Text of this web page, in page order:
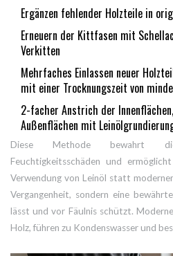
Ergänzen fehlender Holzteile in
Erneuern der Kittfasen mit
Verkitten
Mehrfaches Einlassen neuer
mit einer Trocknungszeit von
2-facher Anstrich der
Außenflächen mit
Diese Methode bewahrt
Feuchtigkeitsschäden und
Verwendung von Leinöl statt
Vergangenheit, sondern eine
lässt und vor Fäulnis schützt.
Holz, führen zu Kondenswasser und